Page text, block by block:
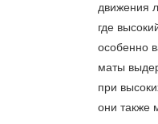
движения
где
особенно
маты
при
они также